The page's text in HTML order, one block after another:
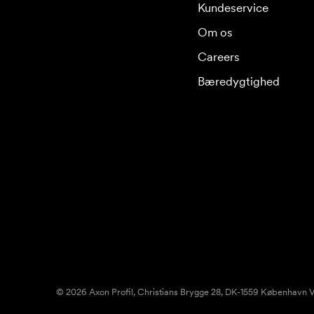
Kundeservice
Om os
Careers
Bæredygtighed
© 2026 Axon Profil, Christians Brygge 28, DK-1559 København